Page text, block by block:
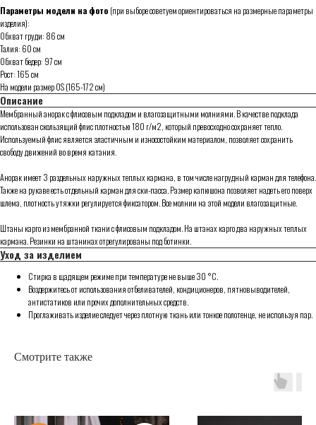
Параметры модели на фото (при выборе советуем ориентироваться на размерные параметры
изделия):
Обхват груди: 86 см
Талия: 60 см
Обхват бедер: 97 см
Рост: 165 см
На модели размер OS (165-172 см)
Описание
Мембранный анорак с флисовым подкладом и влагозащитными молниями. В качестве подклада
использован скользящий флис плотностью 180 г/м2, который превосходно сохраняет тепло.
Используемый флис является эластичным и износостойким материалом, позволяет сохранить
свободу движений во время катания.
Анорак имеет 3 раздельных наружных теплых кармана, в том числе нагрудный карман для телефона.
Также на рукаве есть отдельный карман для ски-пасса. Размер капюшона позволяет надеть его поверх
шлема, плотность утяжки регулируется фиксатором. Все молнии на этой модели влагозащитные.
Штаны карго из мембранной ткани с флисовым подкладом. На штанах карго два наружных теплых
кармана. Резинки на штанинах отрегулированы под ботинки.
Уход за изделием
Стирка в щадящем режиме при температуре не выше 30 °C.
Воздержитесь от использования отбеливателей, кондиционеров, пятновыводителей,
антистатиков или прочих дополнительных средств.
Проглаживать изделие следует через плотную ткань или тонкое полотенце, не используя пар.
Смотрите также